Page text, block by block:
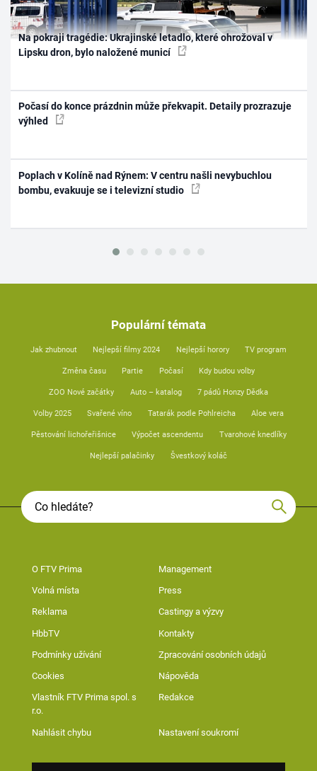
Na pokraji tragédie: Ukrajinské letadlo, které ohrožoval v
Lipsku dron, bylo naložené municí
Počasí do konce prázdnin může překvapit. Detaily prozrazuje
výhled
Poplach v Kolíně nad Rýnem: V centru našli nevybuchlou
bombu, evakuuje se i televizní studio
Populární témata
Jak zhubnout Nejlepší filmy 2024 Nejlepší horory TV program
Změna času Partie Počasí Kdy budou volby
ZOO Nové začátky Auto – katalog 7 pádů Honzy Dědka
Volby 2025 Svařené víno Tatarák podle Pohlreicha Aloe vera
Pěstování lichořeřišnice Výpočet ascendentu Tvarohové knedlíky
Nejlepší palačinky Švestkový koláč
O FTV Prima Management
Volná místa Press
Reklama Castingy a výzvy
HbbTV Kontakty
Podmínky užívání Zpracování osobních údajů
Cookies Nápověda
Vlastník FTV Prima spol. s
r.o.
Redakce
Nahlásit chybu Nastavení soukromí